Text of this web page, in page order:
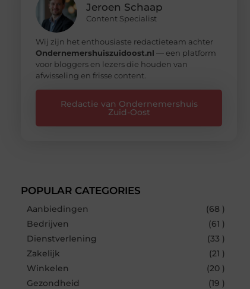
Jeroen Schaap
Content Specialist
Wij zijn het enthousiaste redactieteam achter
Ondernemershuiszuidoost.nl — een platform
voor bloggers en lezers die houden van
afwisseling en frisse content.
Redactie van Ondernemershuis
Zuid-Oost
POPULAR CATEGORIES
Aanbiedingen
(68 )
Bedrijven
(61 )
Dienstverlening
(33 )
Zakelijk
(21 )
Winkelen
(20 )
Gezondheid
(19 )